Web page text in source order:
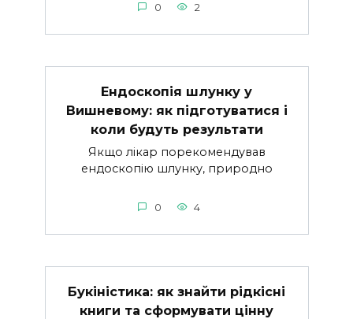
0 2
Ендоскопія шлунку у
Вишневому: як підготуватися і
коли будуть результати
Якщо лікар порекомендував
ендоскопію шлунку, природно
0 4
Букіністика: як знайти рідкісні
книги та сформувати цінну